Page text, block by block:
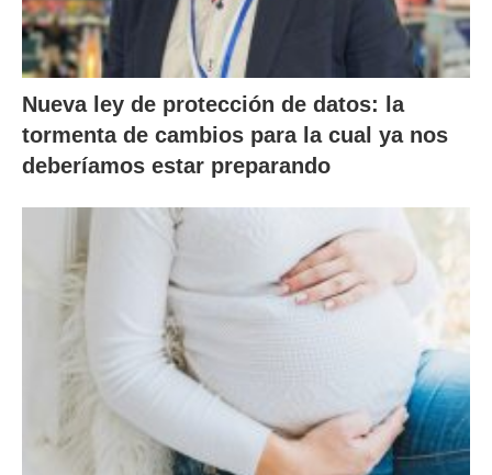
Nueva ley de protección de datos: la
tormenta de cambios para la cual ya nos
deberíamos estar preparando